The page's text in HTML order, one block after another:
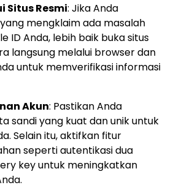
Situs Resmi: Jika Anda
mengklaim ada masalah
ID Anda, lebih baik buka situs
langsung melalui browser dan
untuk memverifikasi informasi
Akun: Pastikan Anda
sandi yang kuat dan unik untuk
Selain itu, aktifkan fitur
seperti autentikasi dua
key untuk meningkatkan